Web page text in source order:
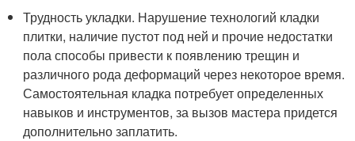
Трудность укладки. Нарушение технологий кладки
плитки, наличие пустот под ней и прочие недостатки
пола способы привести к появлению трещин и
различного рода деформаций через некоторое время.
Самостоятельная кладка потребует определенных
навыков и инструментов, за вызов мастера придется
дополнительно заплатить.